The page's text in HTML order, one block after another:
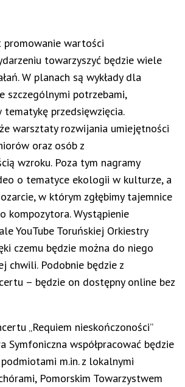
wartości
towarzyszyć będzie wiele
W planach są wykłady dla
szczególnymi potrzebami,
przedsięwzięcia.
warsztaty rozwijania umiejętności
oraz osób z
wzroku. Poza tym nagramy
o tematyce ekologii w kulturze, a
w którym zgłębimy tajemnice
kompozytora. Wystąpienie
YouTube Toruńskiej Orkiestry
czemu będzie można do niego
chwili. Podobnie będzie z
– będzie on dostępny online bez
„Requiem nieskończoności”
Symfoniczna współpracować będzie
m.in. z lokalnymi
Pomorskim Towarzystwem